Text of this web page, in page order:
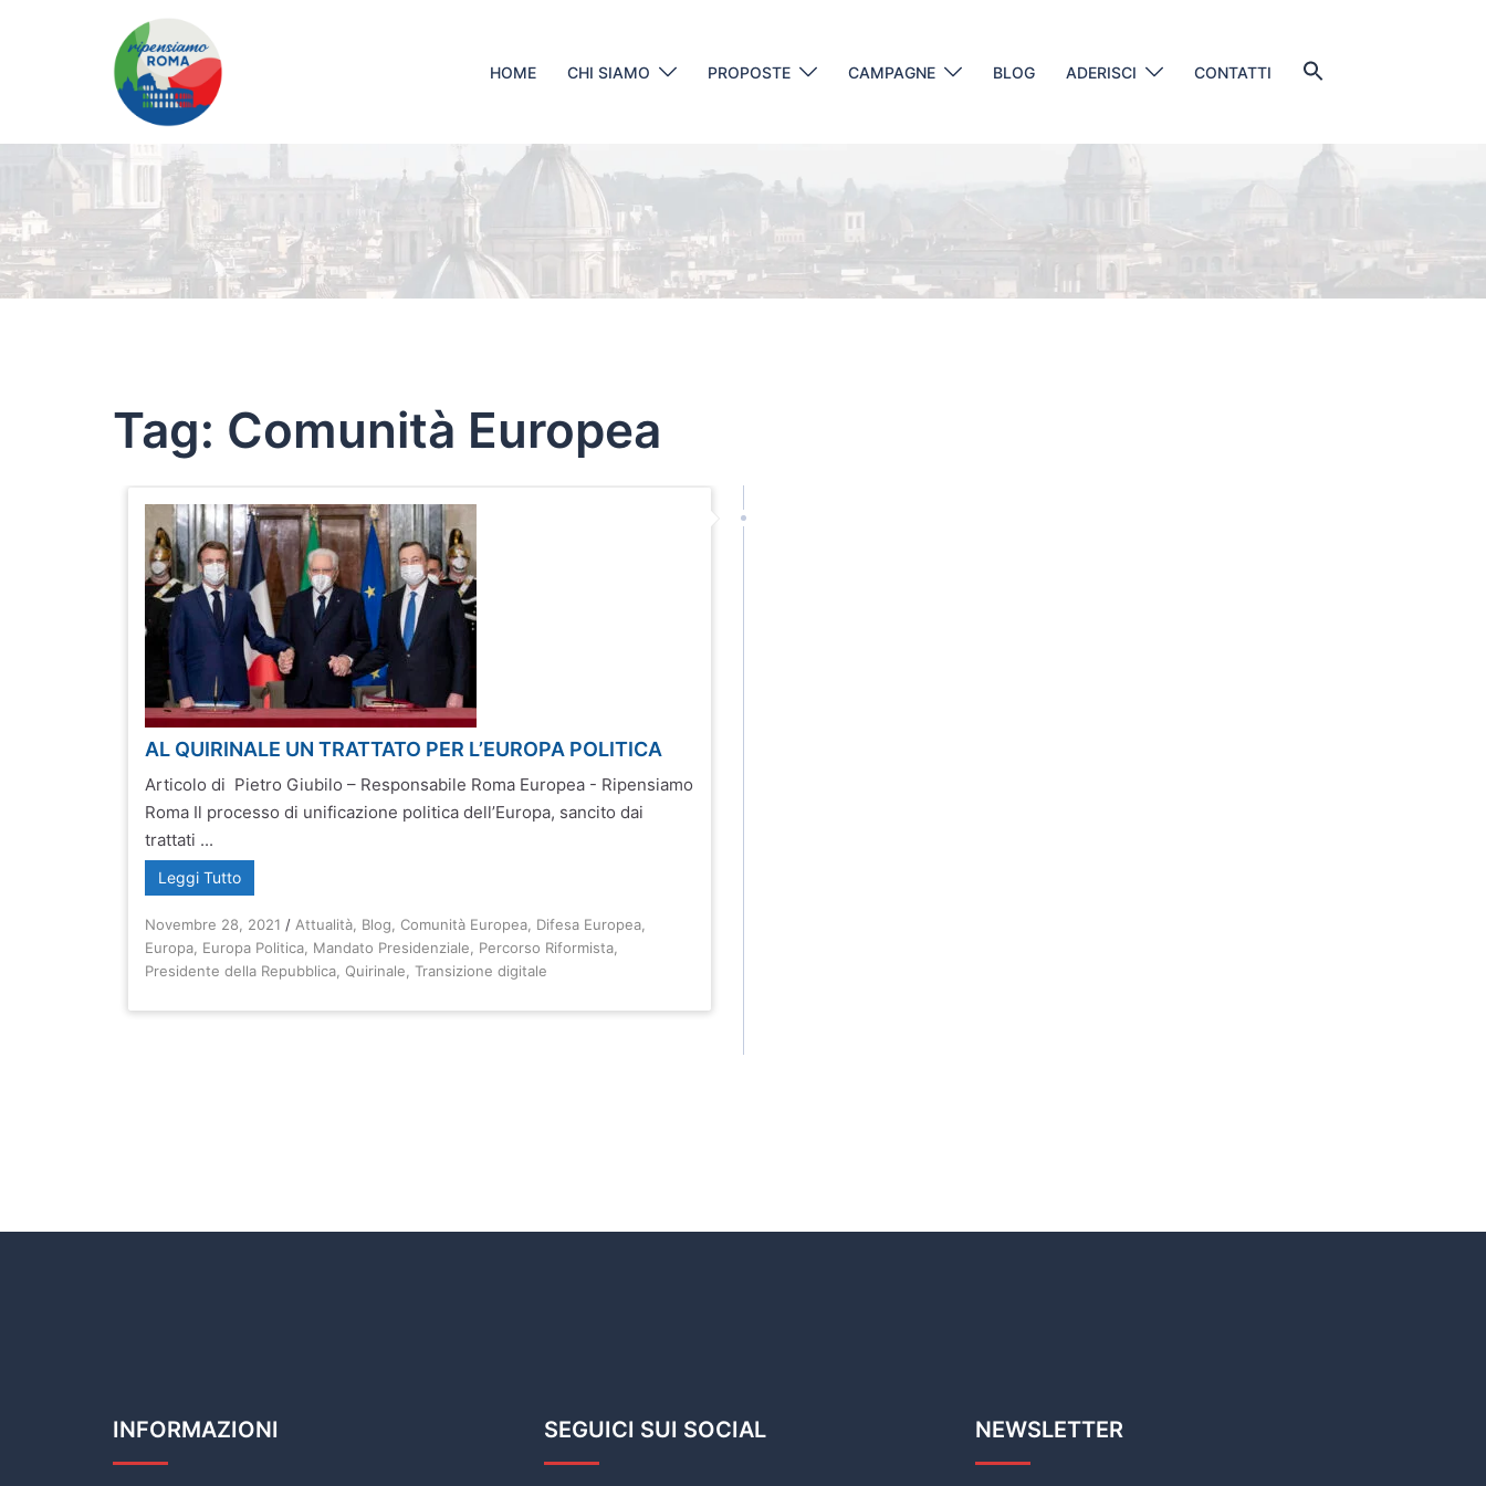
HOME CHI SIAMO PROPOSTE CAMPAGNE BLOG ADERISCI CONTATTI
Tag: Comunità Europea
AL QUIRINALE UN TRATTATO PER L’EUROPA POLITICA
Articolo di Pietro Giubilo – Responsabile Roma Europea - Ripensiamo
Roma Il processo di unificazione politica dell’Europa, sancito dai
trattati ...
Leggi Tutto
Novembre 28, 2021 / Attualità Blog ,Comunità Europea Difesa Europea
Europa Europa Politica Mandato Presidenziale Percorso Riformista
Presidente della Repubblica ,Quirinale ,Transizione digitale
INFORMAZIONI SEGUICI SUI SOCIAL NEWSLETTER